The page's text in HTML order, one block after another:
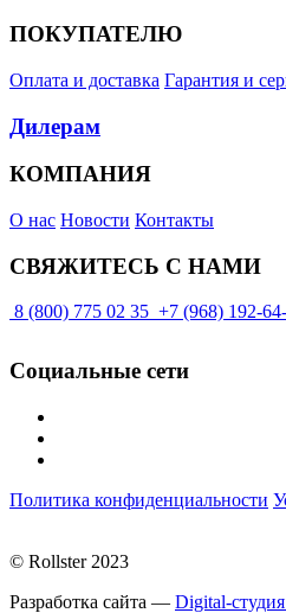
ПОКУПАТЕЛЮ
Оплата и доставка Гарантия и
Дилерам
КОМПАНИЯ
О нас Новости Контакты
СВЯЖИТЕСЬ С НАМИ
8 (800) 775 02 35 +7 (968) 192-
Социальные сети
Политика конфиденциальности
© Rollster 2023
Разработка сайта — Digital-